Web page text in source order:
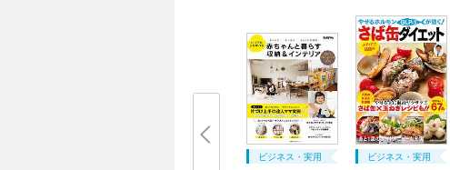
ビジネス・実用 ビジネス・実用